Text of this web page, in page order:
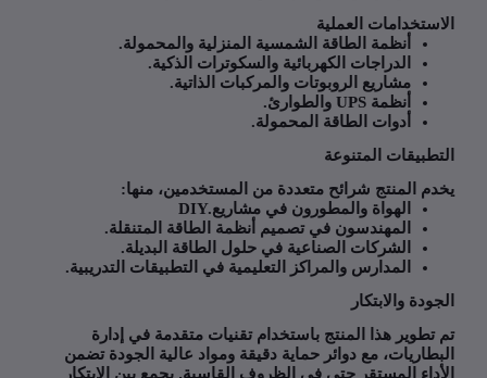
العملية
أنظمة الطاقة الشمسية المنزلية والمحمولة.
الدراجات الكهربائية والسكوترات الذكية.
مشاريع الروبوتات والمركبات الذاتية.
أنظمة UPSوالطوارئ .
أدوات الطاقة المحمولة.
المتنوعة
المنتج شرائح متعددة من المستخدمين، منها:
الهواة والمطورون في مشاريع DIY.
المهندسون في تصميم أنظمة الطاقة المتنقلة
الشركات الصناعية في حلول الطاقة البديلة.
المدارس والمراكز التعليمية في التطبيقات التدريبية .
والابتكار
هذا المنتج باستخدام تقنيات متقدمة في إدارة
مع دوائر حماية دقيقة ومواد عالية الجودة تضمن
المستقر حتى في الظروف القاسية. يجمع بين الابتكار